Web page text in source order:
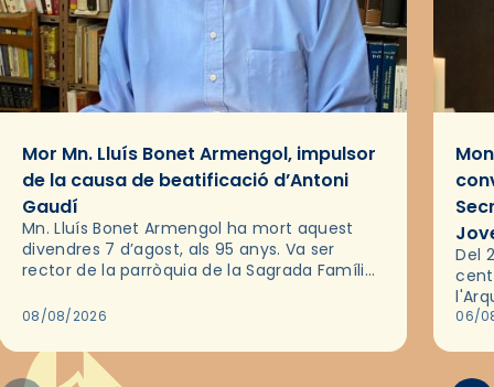
Mor Mn. Lluís Bonet Armengol, impulsor
de la causa de beatificació d’Antoni
Gaudí
Mn. Lluís Bonet Armengol ha mort aquest
divendres 7 d’agost, als 95 anys. Va ser
rector de la parròquia de la Sagrada Família
2018,…
08/08/2026
Del
les
06/